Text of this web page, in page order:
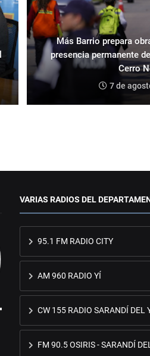
Más Barrio prepara
presencia permanente
Cerro
7 de
VARIAS RADIOS DEL
95.1 FM RADIO CITY
AM 960 RADIO YÍ
CW 155 RADIO SARANDÍ DEL
FM 90.5 OSIRIS - SARANDÍ